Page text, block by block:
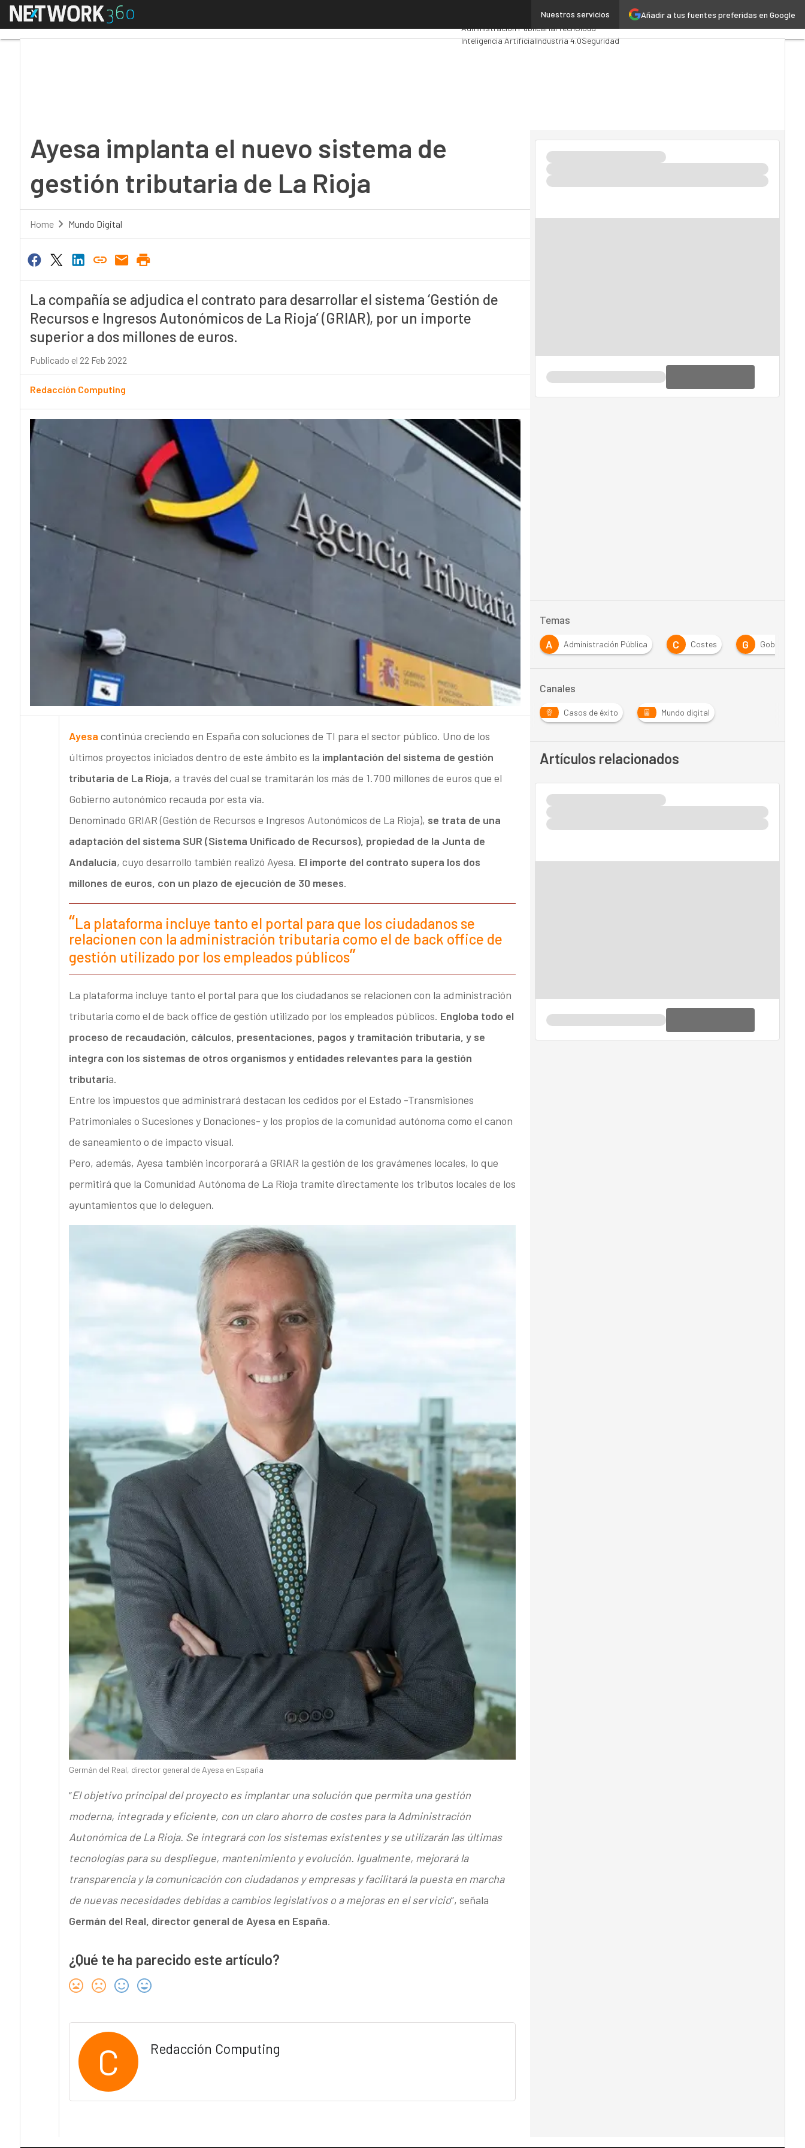
Añadir a tus fuentes preferidas en Google
Nuestros servicios
Menú
Analytics
Administración PúblicaMarTechCloud
Inteligencia ArtificialIndustria 4.0Seguridad
Ayesa implanta el nuevo sistema de
gestión tributaria de La Rioja
Home Mundo Digital
La compañía se adjudica el contrato para desarrollar el sistema ‘Gestión de
Recursos e Ingresos Autonómicos de La Rioja’ (GRIAR), por un importe
superior a dos millones de euros.
Publicado el 22 Feb 2022
Redacción Computing
Ayesa continúa creciendo en España con soluciones de TI para el sector público. Uno de los
últimos proyectos iniciados dentro de este ámbito es la implantación del sistema de gestión
tributaria de La Rioja, a través del cual se tramitarán los más de 1.700 millones de euros que el
Gobierno autonómico recauda por esta vía.
Denominado GRIAR (Gestión de Recursos e Ingresos Autonómicos de La Rioja), se trata de una
adaptación del sistema SUR (Sistema Unificado de Recursos), propiedad de la Junta de
Andalucía, cuyo desarrollo también realizó Ayesa. El importe del contrato supera los dos
millones de euros, con un plazo de ejecución de 30 meses.
La plataforma incluye tanto el portal para que los ciudadanos se
relacionen con la administración tributaria como el de back office de
gestión utilizado por los empleados públicos
La plataforma incluye tanto el portal para que los ciudadanos se relacionen con la administración
tributaria como el de back office de gestión utilizado por los empleados públicos. Engloba todo el
proceso de recaudación, cálculos, presentaciones, pagos y tramitación tributaria, y se
integra con los sistemas de otros organismos y entidades relevantes para la gestión
tributaria.
Entre los impuestos que administrará destacan los cedidos por el Estado -Transmisiones
Patrimoniales o Sucesiones y Donaciones- y los propios de la comunidad autónoma como el canon
de saneamiento o de impacto visual.
Pero, además, Ayesa también incorporará a GRIAR la gestión de los gravámenes locales, lo que
permitirá que la Comunidad Autónoma de La Rioja tramite directamente los tributos locales de los
ayuntamientos que lo deleguen.
Germán del Real, director general de Ayesa en España
“El objetivo principal del proyecto es implantar una solución que permita una gestión
moderna, integrada y eficiente, con un claro ahorro de costes para la Administración
Autonómica de La Rioja. Se integrará con los sistemas existentes y se utilizarán las últimas
tecnologías para su despliegue, mantenimiento y evolución. Igualmente, mejorará la
transparencia y la comunicación con ciudadanos y empresas y facilitará la puesta en marcha
de nuevas necesidades debidas a cambios legislativos o a mejoras en el servicio”, señala
Germán del Real, director general de Ayesa en España.
¿Qué te ha parecido este artículo?
C Redacción Computing
Temas
A
A Administración Pública C Costes G Gobierno
Canales
Casos de éxito Mundo digital
Artículos relacionados